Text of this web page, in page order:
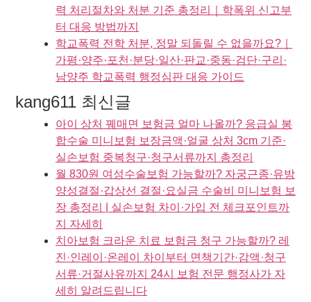
력 처리절차와 처분 기준 총정리｜학폭위 신고부
터 대응 방법까지
학교폭력 전학 처분, 정말 되돌릴 수 없을까요?｜
가평·양주·포천·분당·일산·판교·중동·검단·구리·
남양주 학교폭력 행정심판 대응 가이드
kang611 최신글
아이 상처 꿰매면 보험금 얼마 나올까? 응급실 봉
합수술 미니보험 보장금액·얼굴 상처 3cm 기준·
실손보험 중복청구·청구서류까지 총정리
월 830원 여성수술보험 가능할까? 자궁근종·유방
양성결절·갑상선 결절·요실금 수술비 미니보험 보
장 총정리 | 실손보험 차이·가입 전 체크포인트까
지 자세히
치아보험 크라운 치료 보험금 청구 가능할까? 레
진·인레이·온레이 차이부터 면책기간·감액·청구
서류·거절사유까지 24시 보험 전문 행정사가 자
세히 알려드립니다